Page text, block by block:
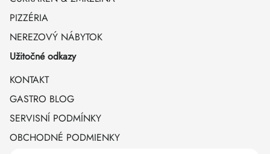
PIZZÉRIA
NEREZOVÝ NÁBYTOK
Užitočné odkazy
KONTAKT
GASTRO BLOG
SERVISNÍ PODMÍNKY
OBCHODNÉ PODMIENKY